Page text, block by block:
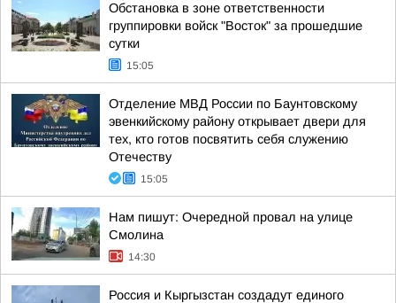
Обстановка в зоне ответственности
группировки войск "Восток" за прошедшие
сутки
15:05
Отделение МВД России по Баунтовскому
эвенкийскому району открывает двери для
тех, кто готов посвятить себя служению
Отечеству
15:05
Нам пишут: Очередной провал на улице
Смолина
14:30
Россия и Кыргызстан создадут единого